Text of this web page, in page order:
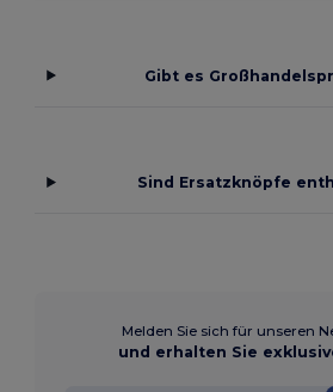
Gibt es
Sind Ersatzknöpfe
Melden Sie sich für unseren
und erhalten Sie